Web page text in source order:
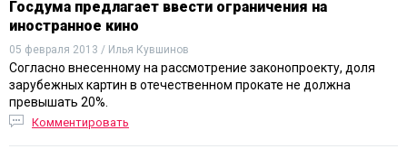
Госдума предлагает ввести ограничения на
иностранное кино
05 февраля 2013 / Илья Кувшинов
Согласно внесенному на рассмотрение законопроекту, доля
зарубежных картин в отечественном прокате не должна
превышать 20%.
Комментировать